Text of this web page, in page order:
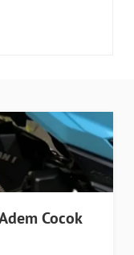
Cocok